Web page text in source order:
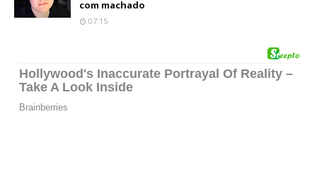
com machado
07:15